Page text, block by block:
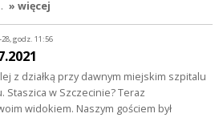
» więcej
28, godz. 11:56
z działką przy dawnym miejskim szpitalu
Staszica w Szczecinie? Teraz
widokiem. Naszym gościem był